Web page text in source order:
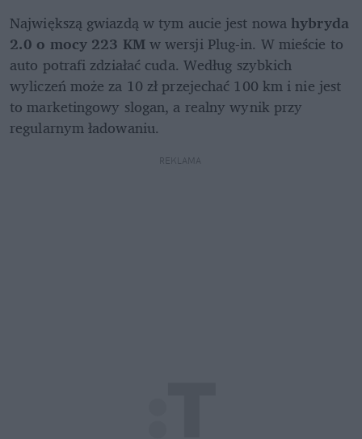
Największą gwiazdą w tym aucie jest nowa hybryda
2.0 o mocy 223 KM w wersji Plug-in. W mieście to
auto potrafi zdziałać cuda. Według szybkich
wyliczeń może za 10 zł przejechać 100 km i nie jest
to marketingowy slogan, a realny wynik przy
regularnym ładowaniu.
REKLAMA